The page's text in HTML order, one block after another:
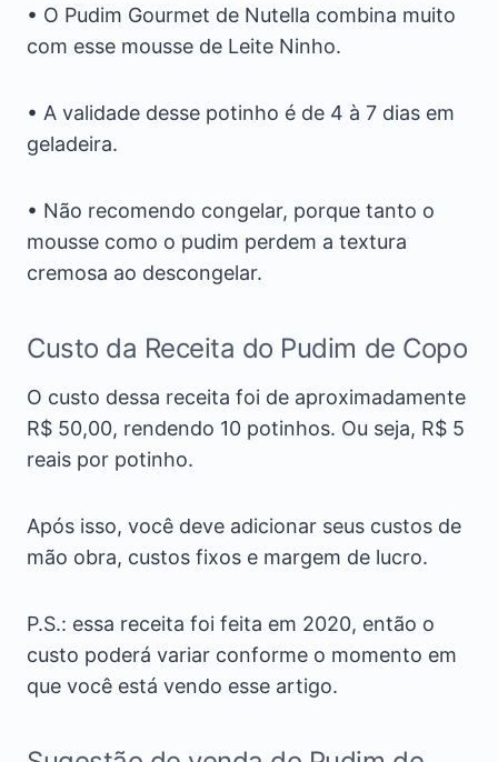
• O Pudim Gourmet de Nutella combina muito
com esse mousse de Leite Ninho.
• A validade desse potinho é de 4 à 7 dias em
geladeira.
• Não recomendo congelar, porque tanto o
mousse como o pudim perdem a textura
cremosa ao descongelar.
Custo da Receita do Pudim de Copo
O custo dessa receita foi de aproximadamente
R$ 50,00, rendendo 10 potinhos. Ou seja, R$ 5
reais por potinho.
Após isso, você deve adicionar seus custos de
mão obra, custos fixos e margem de lucro.
P.S.: essa receita foi feita em 2020, então o
custo poderá variar conforme o momento em
que você está vendo esse artigo.